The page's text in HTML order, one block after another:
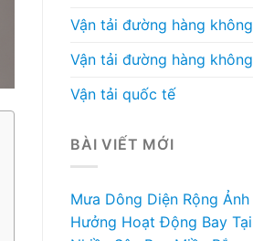
Vận tải đường hàng không
Vận tải đường hàng không
Vận tải quốc tế
BÀI VIẾT MỚI
Mưa Dông Diện Rộng Ảnh
Hưởng Hoạt Động Bay Tại